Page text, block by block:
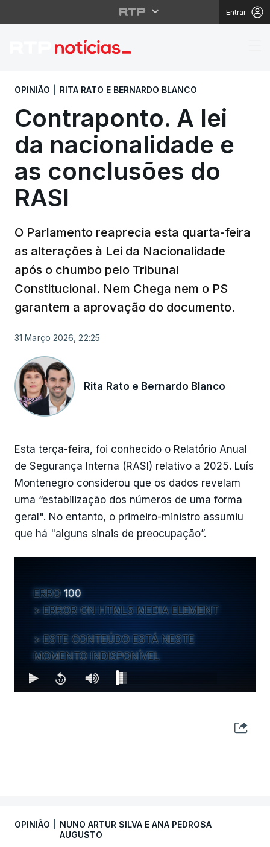
Entrar
Contraponto. A lei da
OPINIÃO RITA RATO E BERNARDO BLANCO
Contraponto. A lei
da nacionalidade e
as conclusões do
RASI
O Parlamento reaprecia esta quarta-feira
as alterações à Lei da Nacionalidade
após o chumbo pelo Tribunal
Constitucional. Nem Chega nem o PS
garantem a aprovação do documento.
31 Março 2026, 22:25
Rita Rato e Bernardo Blanco
Esta terça-feira, foi conhecido o Relatório Anual
de Segurança Interna (RASI) relativo a 2025. Luís
Montenegro considerou que os dados revelam
uma “estabilização dos números de uma forma
geral". No entanto, o primeiro-ministro assumiu
que há "alguns sinais de preocupação”.
ERRO 100
ERROR ON HTML5 MEDIA ELEMENT
ESTE CONTEÚDO ESTÁ NESTE
MOMENTO INDISPONÍVEL
OPINIÃO
NUNO ARTUR SILVA E ANA PEDROSA
AUGUSTO